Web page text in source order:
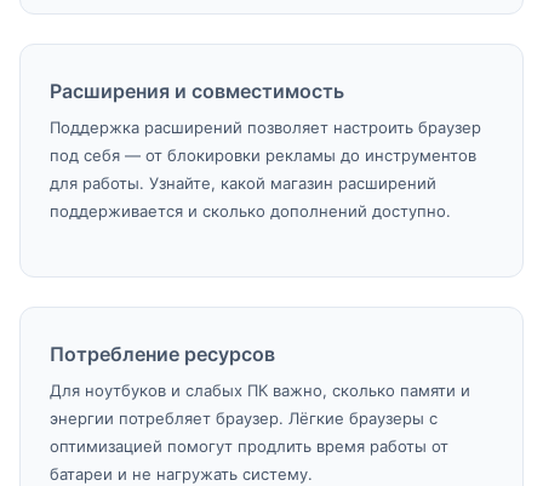
Расширения и совместимость
Поддержка расширений позволяет настроить браузер
под себя — от блокировки рекламы до инструментов
для работы. Узнайте, какой магазин расширений
поддерживается и сколько дополнений доступно.
Потребление ресурсов
Для ноутбуков и слабых ПК важно, сколько памяти и
энергии потребляет браузер. Лёгкие браузеры с
оптимизацией помогут продлить время работы от
батареи и не нагружать систему.